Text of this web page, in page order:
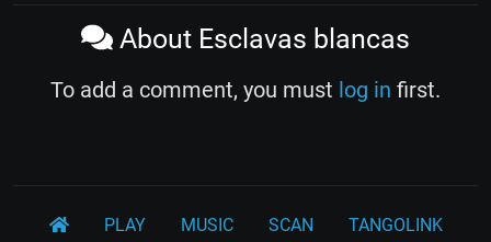
About Esclavas blancas
To add a comment, you must log in first.
PLAY MUSIC SCAN TANGOLINK